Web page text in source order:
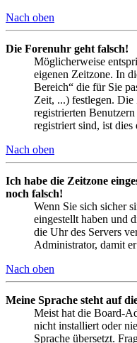
Nach oben
Die Forenuhr geht falsch!
Möglicherweise
eigenen Zeitzone. In
Bereich“ die für Sie
Zeit, ...) festlegen.
registrierten
registriert sind, ist
Nach oben
Ich habe die Zeitzone
noch falsch!
Wenn Sie sich sicher
eingestellt haben und
die Uhr des Servers
Administrator, damit
Nach oben
Meine Sprache steht auf
Meist hat die Board-
nicht installiert oder
Sprache übersetzt.